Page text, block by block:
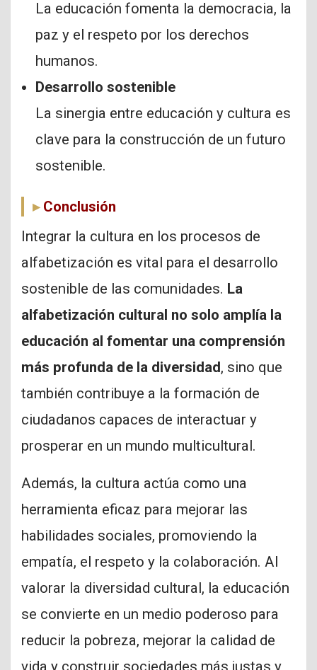
La educación fomenta la democracia, la
paz y el respeto por los derechos
humanos.
Desarrollo sostenible
La sinergia entre educación y cultura es
clave para la construcción de un futuro
sostenible.
Conclusión
Integrar la cultura en los procesos de
alfabetización es vital para el desarrollo
sostenible de las comunidades. La
alfabetización cultural no solo amplía la
educación al fomentar una comprensión
más profunda de la diversidad, sino que
también contribuye a la formación de
ciudadanos capaces de interactuar y
prosperar en un mundo multicultural.
Además, la cultura actúa como una
herramienta eficaz para mejorar las
habilidades sociales, promoviendo la
empatía, el respeto y la colaboración. Al
valorar la diversidad cultural, la educación
se convierte en un medio poderoso para
reducir la pobreza, mejorar la calidad de
vida y construir sociedades más justas y